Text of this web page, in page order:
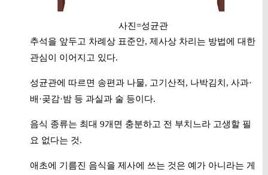
사진=성균관
추석을 앞두고 차례상 표준안, 제사상 차리는 방법에 대한
관심이 이어지고 있다.
성균관에 따르면 송편과 나물, 고기산적, 나박김치, 사과·
배·곶감·밤 등 과실과 술 등이다.
음식 종류는 최대 9개면 충분하고 전 부치느라 고생할 필
요 없다는 것.
애초에 기름진 음식을 제사에 쓰는 것은 예가 아니라는 게